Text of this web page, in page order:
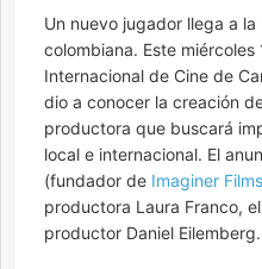
Un nuevo jugador llega a
colombiana. Este miércoles
Internacional de Cine de
dio a conocer la creación
productora que buscará
local e internacional. El
(fundador de Imaginer Films
productora Laura Franco,
productor Daniel Eilemberg.